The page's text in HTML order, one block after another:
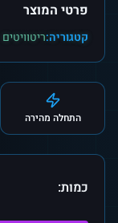
פרטי המוצר
קטגוריה:ריטוויטים
התחלה מהירה
כמות: